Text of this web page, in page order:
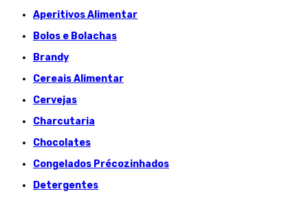
Aperitivos Alimentar
Bolos e Bolachas
Brandy
Cereais Alimentar
Cervejas
Charcutaria
Chocolates
Congelados Précozinhados
Detergentes